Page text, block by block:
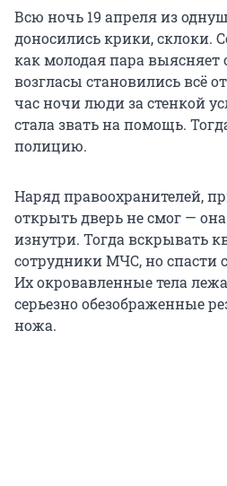
Всю ночь 19 апреля из
доносились крики, склоки.
как молодая пара
возгласы становились всё
час ночи люди за стенкой
стала звать на помощь.
полицию.
Наряд правоохранителей,
открыть дверь не смог —
изнутри. Тогда вскрывать
сотрудники МЧС, но спасти
Их окровавленные тела
серьезно обезображенные
ножа.